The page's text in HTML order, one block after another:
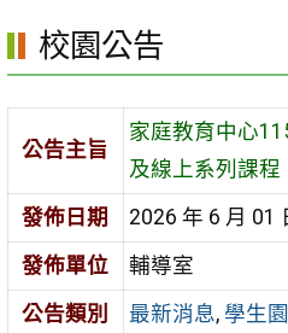
校園公告
公告主旨
家庭教育中心
及線上系列課程
發佈日期
2026 年 6 月 01
發佈單位
輔導室
公告類別
最新消息, 學生